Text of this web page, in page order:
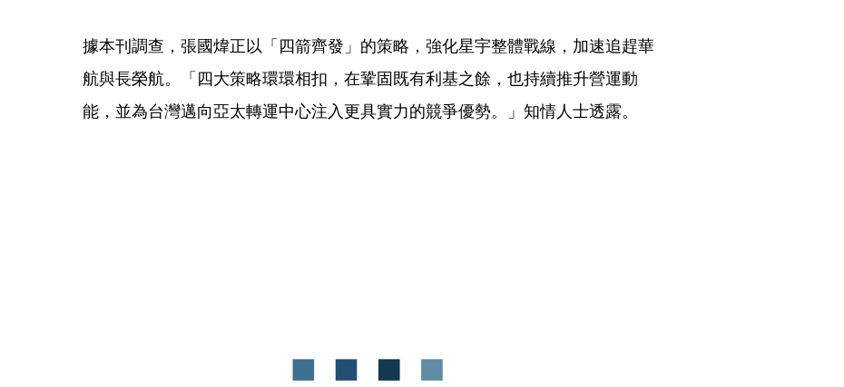
據本刊調查，張國煒正以「四箭齊發」的策略，強化星宇整體戰線，加速追趕華
航與長榮航。「四大策略環環相扣，在鞏固既有利基之餘，也持續推升營運動
能，並為台灣邁向亞太轉運中心注入更具實力的競爭優勢。」知情人士透露。